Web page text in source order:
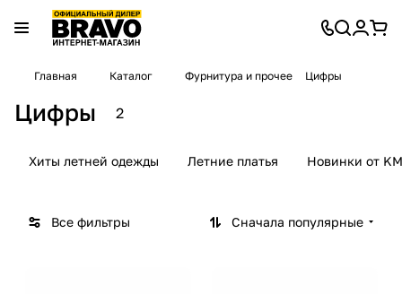
Главная Каталог Фурнитура и прочее Цифры
Цифры 2
Хиты летней одежды Летние платья Новинки от
Все фильтры Сначала популярные